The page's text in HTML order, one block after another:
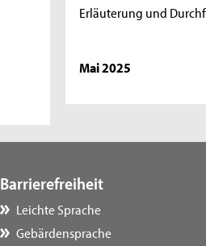
Erläuterung und
Mai 2025
Barrierefreiheit
Leichte Sprache
Gebärdensprache